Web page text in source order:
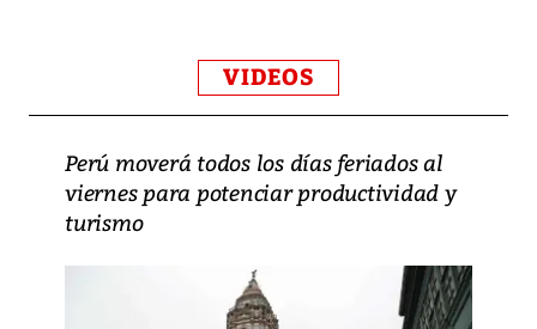
VIDEOS
Perú moverá todos los días feriados al
viernes para potenciar productividad y
turismo